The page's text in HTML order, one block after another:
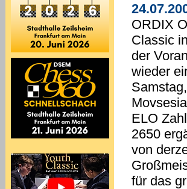
ORDIX
Classic
der
wieder
ELO
2650
von
für das